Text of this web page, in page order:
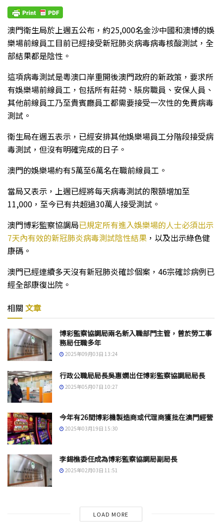
澳門衛生局於上週五公布，約25,000名金沙中國和澳博的娛
樂場前線員工目前已經接受新冠肺炎病毒病毒核酸測試，全
部結果都是陰性。
這項病毒測試是粵澳口岸重開後澳門政府的新政策，要求所
有娛樂場前線員工，包括所有莊荷、賬房職員、安保人員、
其他前線員工乃至貴賓廳員工都需要接受一次性的免費病毒
測試。
衛生局在週五表示，已經安排其他娛樂場員工分階段接受病
毒測試，但沒有明確完成的日子。
澳門的娛樂場約有5萬至6萬名在職前線員工。
當局又表示，上週已經將每天病毒測試的限額增加至
11,000，至今已有共超過30萬人接受測試。
澳門博彩監察協調局已規定所有進入娛樂場的人士必須出示
7天內有效的新冠肺炎病毒測試陰性結果 ，以及出示綠色健
康碼。
澳門已經連續多天沒有新冠肺炎確診個案，46宗確診病例已
經全部康復出院。
相關 文章
博彩監察協調局兩名新入職部門主管，曾於勞工事
務局任職多年
2025年09月03日 13:24
行政公職局局長吳惠嫻出任博彩監察協調局局長
2025年05月07日 10:27
今年有26間博彩機製造商或代理商獲批在澳門經營
2025年03月19日 15:30
李錫樵委任成為博彩監察協調局副局長
2025年02月03日 11:51
LOAD MORE